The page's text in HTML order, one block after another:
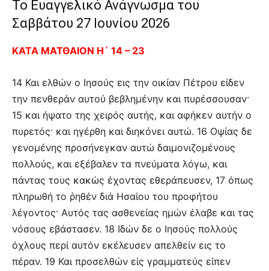
Το Ευαγγελικό Ανάγνωσμα του
Σαββάτου 27 Ιουνίου 2026
ΚΑΤΑ ΜΑΤΘΑΙΟΝ Η´ 14 – 23
14 Και ελθών ο Ιησούς εις την οικίαν Πέτρου είδεν
την πενθεράν αυτού βεβλημένην και πυρέσσουσαν·
15 και ήψατο της χειρός αυτής, και αφήκεν αυτήν ο
πυρετός· και ηγέρθη και διηκόνει αυτώ. 16 Οψίας δε
γενομένης προσήνεγκαν αυτώ δαιμονιζομένους
πολλούς, και εξέβαλεν τα πνεύματα λόγω, και
πάντας τους κακώς έχοντας εθεράπευσεν, 17 όπως
πληρωθή το ῥηθέν διά Ησαίου του προφήτου
λέγοντος· Αυτός τας ασθενείας ημών έλαβε και τας
νόσους εβάστασεν. 18 Ιδών δε ο Ιησούς πολλούς
όχλους περί αυτόν εκέλευσεν απελθείν εις το
πέραν. 19 Και προσελθών είς γραμματεύς είπεν